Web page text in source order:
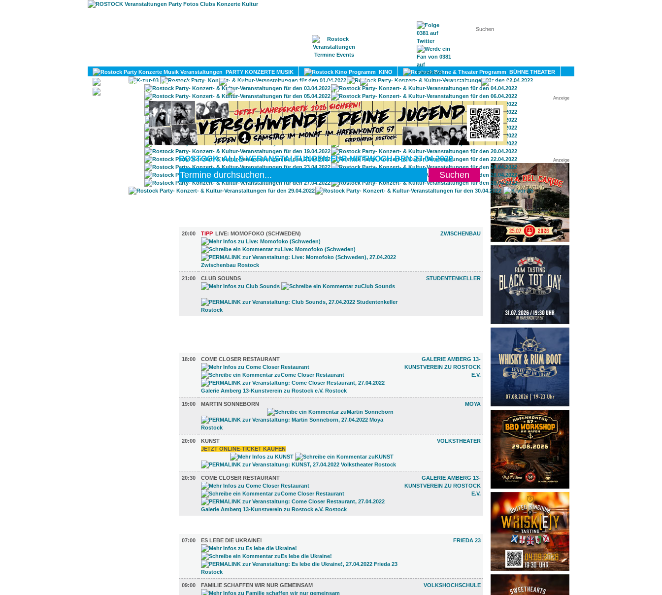
KONTAKT
PARTY KONZERTE MUSIK KINO
BÜHNE THEATER
KULTUR
LITERATUR SPORT
DIVERSES
UMLAND
Anzeige
Anzeige
ROSTOCK: ALLE VERANSTALTUNGEN FÜR MITTWOCH DEN 27.04.2022
20:00
TIPP LIVE: MOMOFOKO (SCHWEDEN) ZWISCHENBAU
21:00 CLUB SOUNDS STUDENTENKELLER
18:00
COME CLOSER RESTAURANT
GALERIE AMBERG 13-
KUNSTVEREIN ZU ROSTOCK
E.V.
19:00 MARTIN SONNEBORN MOYA
20:00
KUNST
JETZT ONLINE-TICKET KAUFEN
VOLKSTHEATER
20:30 COME CLOSER RESTAURANT
GALERIE AMBERG 13-
KUNSTVEREIN ZU ROSTOCK
E.V.
07:00
ES LEBE DIE UKRAINE! FRIEDA 23
09:00 FAMILIE SCHAFFEN WIR NUR GEMEINSAM VOLKSHOCHSCHULE